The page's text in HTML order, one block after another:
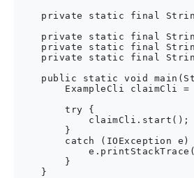
private static final
private static final
private static final
private static final
public static void
ExampleCli claimCli
        try {
        }
catch (IOException e)
        }
    }